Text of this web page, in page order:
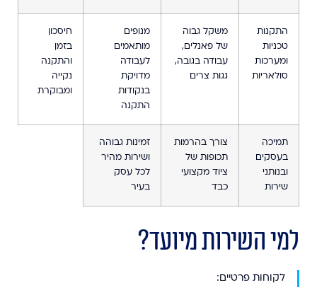
התקנות
טכניות
ומערכות
סולאריות
משקל גבוה
של פאנלים,
עבודה בגובה,
גגות צרים
מנופים
מותאמים
לעבודה
מדויקת
בנקודות
התקנה
חיסכון
בזמן
והתקנה
נקייה
ומבוקרת
תמיכה
בעסקים
ובנותני
שירות
צורך בהרמות
תכופות של
ציוד מקצועי
כבד
זמינות גבוהה
ושירות מהיר
לכל עסק
בעיר
למי השירות מיועד?
לקוחות פרטיים: